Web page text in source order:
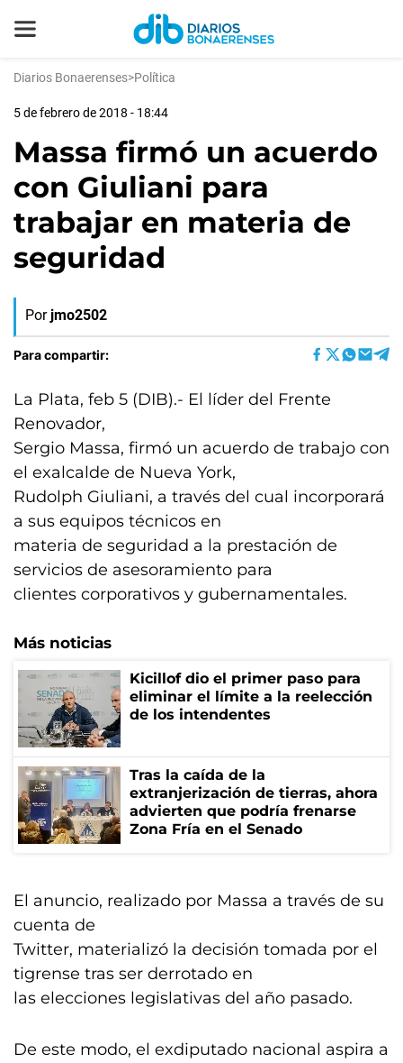
Diarios Bonaerenses>Política
5 de febrero de 2018 - 18:44
Massa firmó un acuerdo
con Giuliani para
trabajar en materia de
seguridad
Por jmo2502
Para compartir:
La Plata, feb 5 (DIB).- El líder del Frente
Renovador,
Sergio Massa, firmó un acuerdo de trabajo con
el exalcalde de Nueva York,
Rudolph Giuliani, a través del cual incorporará
a sus equipos técnicos en
materia de seguridad a la prestación de
servicios de asesoramiento para
clientes corporativos y gubernamentales.
Más noticias
Kicillof dio el primer paso para
eliminar el límite a la reelección
de los intendentes
Tras la caída de la
extranjerización de tierras, ahora
advierten que podría frenarse
Zona Fría en el Senado
El anuncio, realizado por Massa a través de su
cuenta de
Twitter, materializó la decisión tomada por el
tigrense tras ser derrotado en
las elecciones legislativas del año pasado.
De este modo, el exdiputado nacional aspira a